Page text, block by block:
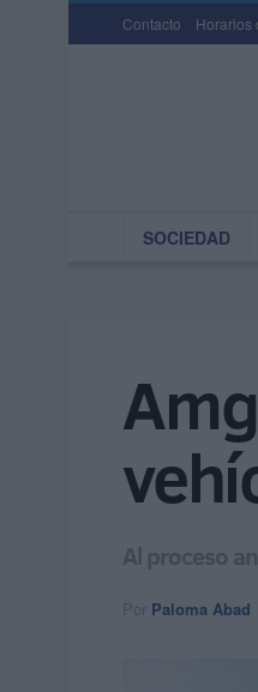
Contacto Horarios
SOCIEDAD
Al proceso
Por Paloma Abad